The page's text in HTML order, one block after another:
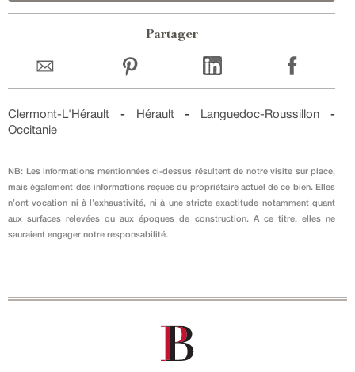
Partager
Clermont-L'Hérault - Hérault - Languedoc-Roussillon
-
Occitanie
NB: Les informations mentionnées ci-dessus résultent de notre visite sur place,
mais également des informations reçues du propriétaire actuel de ce bien. Elles
n’ont vocation ni à l’exhaustivité, ni à une stricte exactitude notamment quant
aux surfaces relevées ou aux époques de construction. A ce titre, elles ne
sauraient engager notre responsabilité.